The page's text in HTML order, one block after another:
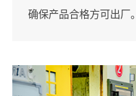
确保产品合格方可出厂。